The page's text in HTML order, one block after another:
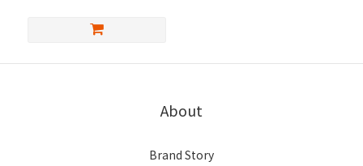
About
Brand Story